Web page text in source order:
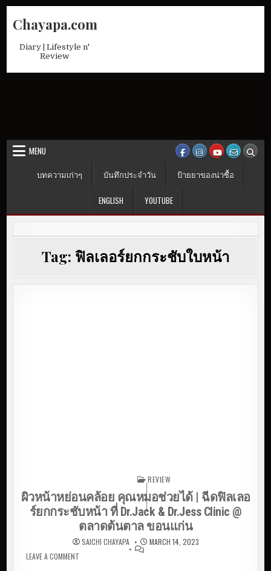
Chayapa.com
Diary | Lifestyle n'
Review
MENU
บทความเก่าๆ
บันทึกประจำวัน ป้ายยาของน่าซื้อ
ENGLISH YOUTUBE
Tag: ฟิลเลอร์ยกกระชับใบหน้า
ฺฺฺฺฺฺฺฺฺฺฺฺฺฺฺฺฺฺฺฺฺฺฺฺฺฺฺREVIEW
ผิวหน้าหย่อนคล้อย คุณหมอช่วยได้ | ฉีดฟิลเลอ
ร์ยกกระชับหน้า ที่ Dr.Jack & Dr.Jess Clinic @
ตลาดต้นตาล ขอนแก่น
SAICHI CHAYAPA
MARCH 14, 2023
LEAVE A COMMENTON ผิวหน้าหย่อนคล้อย คุณหมอช่วยได้ | ฉีดฟิลเลอร์ยก